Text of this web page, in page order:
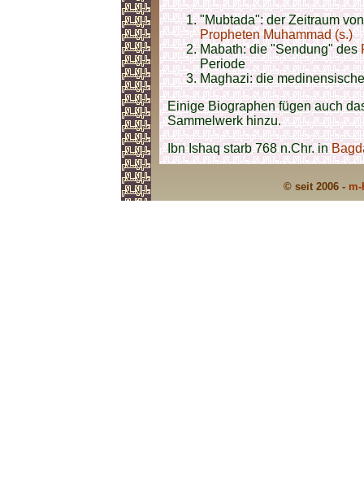
"Mubtada": der Zeitraum
Propheten Muhammad (s.)
Mabath: die "Sendung" des
Periode
Maghazi: die
Einige Biographen fügen auch
Sammelwerk hinzu.
Ibn Ishaq starb 768 n.Chr. in
© seit 2006 -